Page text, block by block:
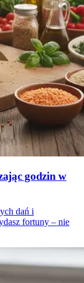
godzin w
dań i
fortuny – nie